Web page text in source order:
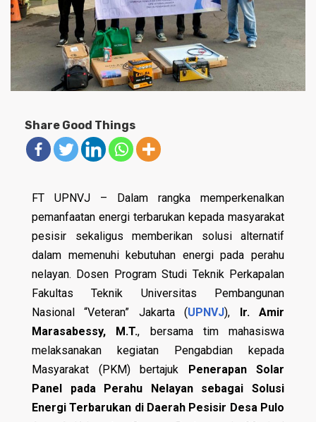
Share Good Things
FT UPNVJ – Dalam rangka memperkenalkan
pemanfaatan energi terbarukan kepada masyarakat
pesisir sekaligus memberikan solusi alternatif
dalam memenuhi kebutuhan energi pada perahu
nelayan. Dosen Program Studi Teknik Perkapalan
Fakultas Teknik Universitas Pembangunan
Nasional “Veteran” Jakarta (UPNVJ), Ir. Amir
Marasabessy, M.T., bersama tim mahasiswa
melaksanakan kegiatan Pengabdian kepada
Masyarakat (PKM) bertajuk Penerapan Solar
Panel pada Perahu Nelayan sebagai Solusi
Energi Terbarukan di Daerah Pesisir Desa Pulo